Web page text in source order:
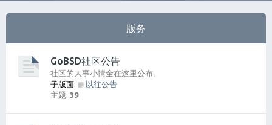
版务
GoBSD社区公告
社区的大事小情全在这里公布。
子版面:
以往公告
主题: 39